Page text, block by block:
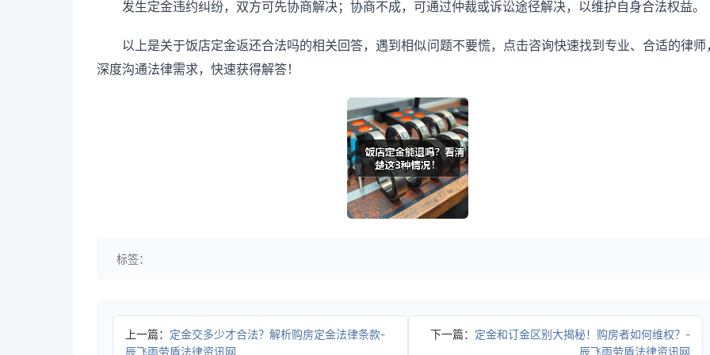
发生定金违约纠纷，双方可先协商解决；协商不成，可通过仲裁或诉讼途径解决，以维护自身合法权益。
以上是关于饭店定金返还合法吗的相关回答，遇到相似问题不要慌，点击咨询快速找到专业、合适的律师
深度沟通法律需求，快速获得解答！
标签：
上一篇： 定金交多少才合法？解析购房定金法律条款-
辰飞雨劳盾法律资讯网
下一篇： 定金和订金区别大揭秘！购房者如何维权？-
辰飞雨劳盾法律资讯网